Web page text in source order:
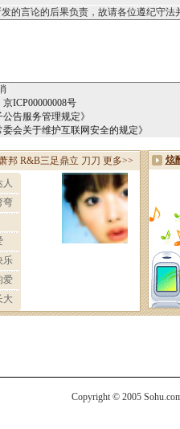
的言论的后果负责，故请各位遵纪守法
ICP00000008号
告服务管理规定》
会关于维护互联网安全的规定》
Copyright © 2005